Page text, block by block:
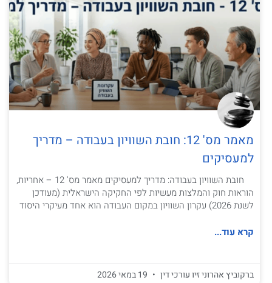
מאמר מס' 12: חובת השוויון בעבודה – מדריך
למעסיקים
חובת השוויון בעבודה: מדריך למעסיקים מאמר מס' 12 – אחריות,
הוראות חוק והמלצות מעשיות לפי החקיקה הישראלית (מעודכן
לשנת 2026) עקרון השוויון במקום העבודה הוא אחד מעיקרי היסוד
קרא עוד...
ברקוביץ אהרוני זיו עורכי דין